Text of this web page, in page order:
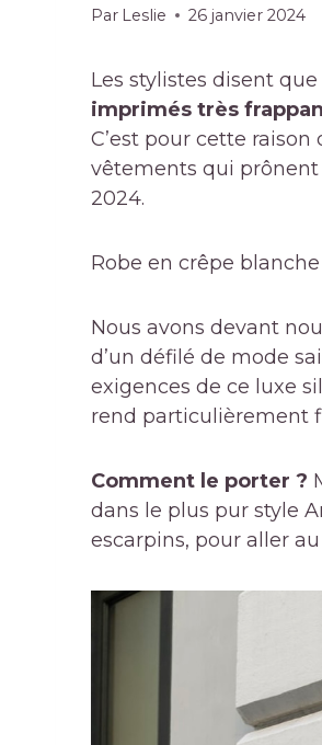
Par Leslie 26 janvier 2024
Les stylistes disent que
imprimés très
C’est pour cette
vêtements qui
2024.
Robe en crêpe blanche
Nous avons devant
d’un défilé de mode
exigences de ce luxe
rend particulièrement
Comment le porter ?
dans le plus pur style
escarpins, pour aller